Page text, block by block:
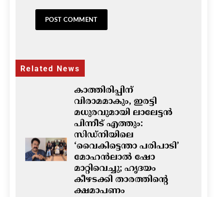
Related News
കാത്തിരിപ്പിന്
വിരാമമാകും, ഇരട്ടി
മധുരവുമായി ലാലേട്ടൻ
പിന്നീട് എത്തും:
സിഡ്നിയിലെ
‘വൈകിട്ടെന്താ പരിപാടി’
മോഹൻലാൽ ഷോ
മാറ്റിവെച്ചു; ഹൃദയം
കീഴടക്കി താരത്തിന്റെ
ക്ഷമാപണം